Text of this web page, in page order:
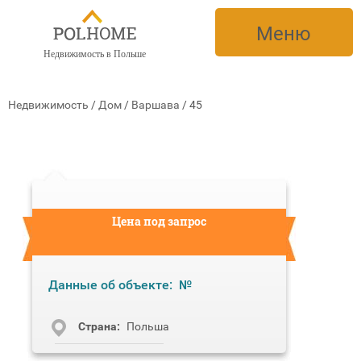
Недвижимость в Польше
Меню
Недвижимость / Дом / Варшава /45
Цена под запрос
Данные об объекте: №
Cтрана: Польша